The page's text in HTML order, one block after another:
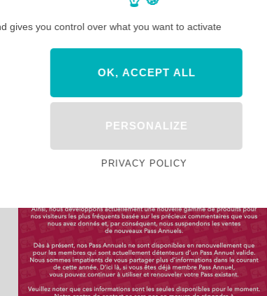
CONSEILS & ASTUCES
Oubli de Pass Annuel à
Disneyland : comment faire ?
gives you control over what you want to activate
OK, ACCEPT ALL
PERSONALIZE
PRIVACY POLICY